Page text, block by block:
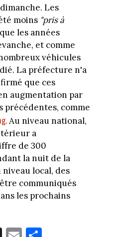
Les
moins "pris à
les années
et comme
véhicules
La préfecture n'a
que ces
augmentation par
précédentes, comme
Au niveau national,
a
de 300
la nuit de la
local, des
communiqués
les prochains